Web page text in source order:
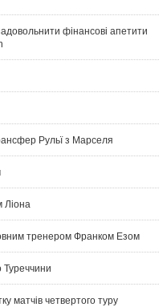
фінансові апетити
Рульї з Марселя
Ліона
тренером Франком Езом
Туреччини
матчів четвертого туру